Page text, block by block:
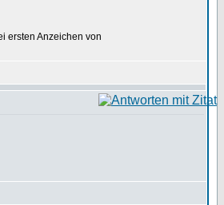
ersten Anzeichen von